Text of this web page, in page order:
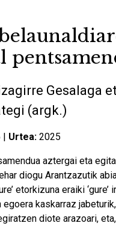
Gesalaga
(argk.)
| Urtea: 2025
aztergai eta
diogu Arantzazutik
’ etorkizuna eraiki ‘gure’
egoera kaskarraz
diote arazoari,